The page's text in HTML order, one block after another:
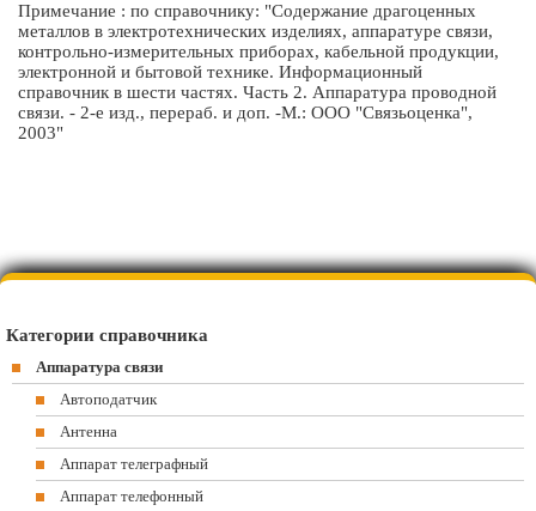
Примечание : по справочнику: "Содержание драгоценных
металлов в электротехнических изделиях, аппаратуре связи,
контрольно-измерительных приборах, кабельной продукции,
электронной и бытовой технике. Информационный
справочник в шести частях. Часть 2. Аппаратура проводной
связи. - 2-е изд., перераб. и доп. -М.: ООО "Связьоценка",
2003"
Категории справочника
Аппаратура связи
Автоподатчик
Антенна
Аппарат телеграфный
Аппарат телефонный